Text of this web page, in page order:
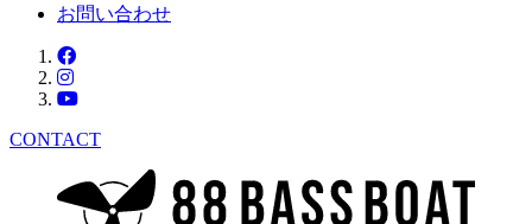
お問い合わせ
CONTACT